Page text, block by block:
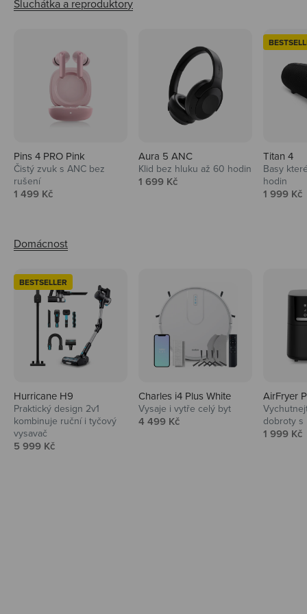
Pins 4 PRO Pink
Čistý zvuk s ANC bez
rušení
Prodejní cena
1 499 Kč
Aura 5 ANC
Klid bez hluku až 60 hodin
Prodejní cena
1 699 Kč
Titan 4
Basy
hodin
Prodejní
1 999 Kč
BESTSELLER
Hurricane H9
Praktický design 2v1
kombinuje ruční i tyčový
vysavač
Prodejní cena
5 999 Kč
Charles i4 Plus White
Vysaje i vytře celý byt
Prodejní cena
4 499 Kč
AirFryer
dobroty s
Prodejní
1 999 Kč
Audio
Niceboy sluchátka a repráky ti padnou
do noty.